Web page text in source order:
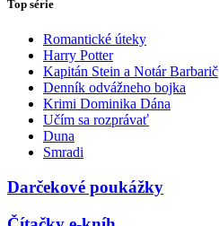
Top série
Romantické úteky
Harry Potter
Kapitán Stein a Notár Barbarič
Denník odvážneho bojka
Krimi Dominika Dána
Učím sa rozprávať
Duna
Smradi
Darčekové poukážky